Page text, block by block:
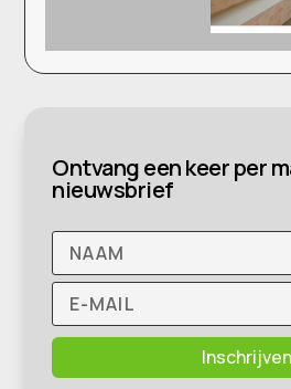
Ontvang een keer per
nieuwsbrief
Inschrijven